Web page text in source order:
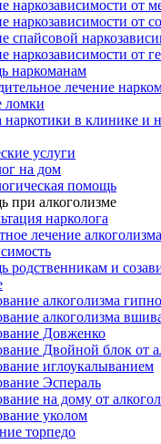
наркозависимости от
наркозависимости от
спайсовой
наркозависимости от
наркоманам
лечение
ломки
наркотики в клинике и
услуги
на дом
помощь
при алкоголизме
нарколога
лечение алкоголизма
родственникам и
алкоголизма
алкоголизма
Довженко
Двойной блок от
иглоукалыванием
Эспераль
на дому от
уколом
торпедо